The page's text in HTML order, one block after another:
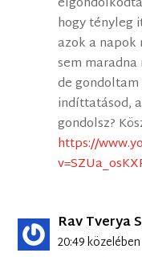
hogy tényleg
azok a
sem maradna
de
indíttatásod,
gondolsz?
https://
Rav Tverya
20:49 közelében